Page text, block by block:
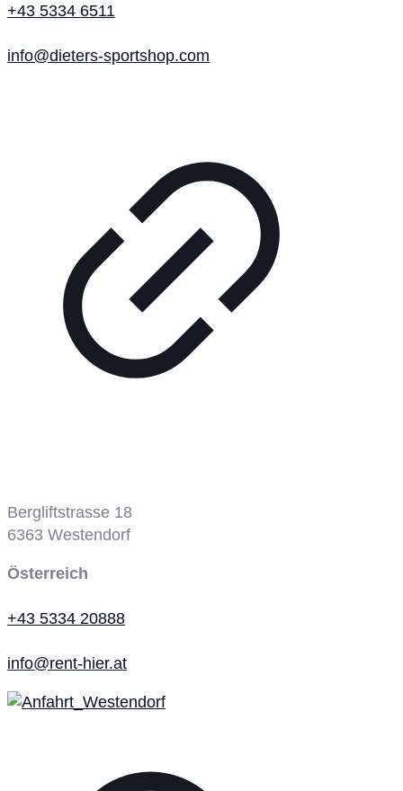
+43 5334 6511
info@dieters-sportshop.com
Bergliftstrasse 18
6363 Westendorf
Österreich
+43 5334 20888
info@rent-hier.at